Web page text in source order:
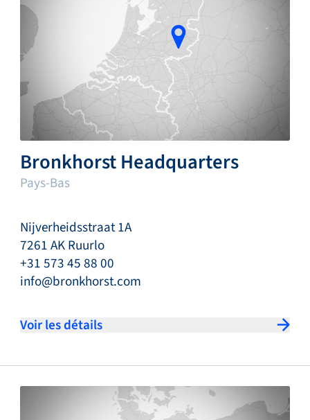
Bronkhorst Headquarters
Pays-Bas
Nijverheidsstraat 1A
7261 AK Ruurlo
+31 573 45 88 00
info@bronkhorst.com
Voir les détails